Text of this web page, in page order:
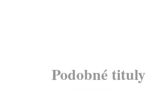
Podobné tituly